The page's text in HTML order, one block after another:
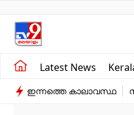
Latest News
Kerala
Indiaഇന്നത്തെ കാലാവസ്ഥ